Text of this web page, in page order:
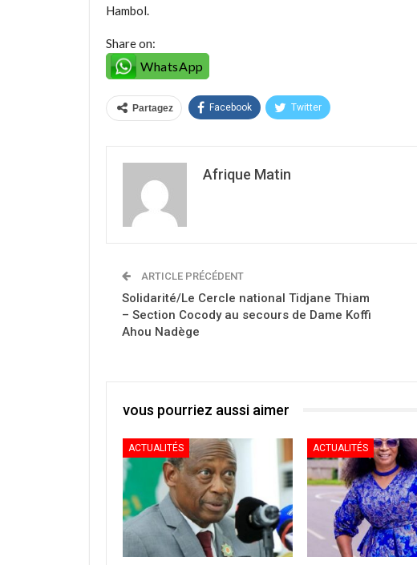
Hambol.
Share on:
WhatsApp
Partagez Facebook Twitter
Afrique Matin
ARTICLE PRÉCÉDENT
Solidarité/Le Cercle national Tidjane Thiam
– Section Cocody au secours de Dame Koffi
Ahou Nadège
vous pourriez aussi aimer
ACTUALITÉS ACTUALITÉS